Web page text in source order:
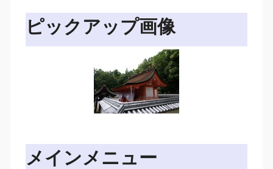
ピックアップ画像
メインメニュー